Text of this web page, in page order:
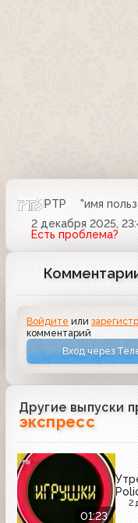
РТР "имя
2 декабря 2025,
Есть проблема?
Войдите или
комментарий
Вход через
Другие выпуски
экспресс
01:23
2